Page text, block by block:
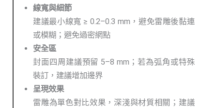
線寬與細節
建議最小線寬 ≥ 0.2–0.3 mm，避免雷雕後黏連
或模糊；避免過密網點
安全區
封面四周建議預留 5–8 mm；若為弧角或特殊
裝訂，建議增加邊界
呈現效果
雷雕為單色對比效果，深淺與材質相關；建議